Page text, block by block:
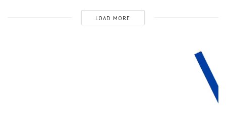
LOAD MORE